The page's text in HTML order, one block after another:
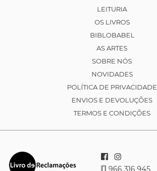
LEITURIA
OS LIVROS
BIBLOBABEL
AS ARTES
SOBRE NÓS
NOVIDADES
POLÍTICA DE PRIVACIDADE
ENVIOS E DEVOLUÇÕES
TERMOS E CONDIÇÕES
966 316 945